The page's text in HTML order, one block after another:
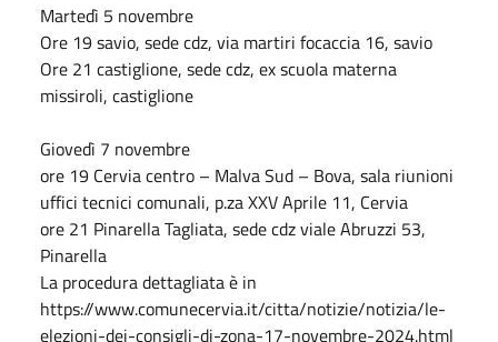
Martedì 5 novembre
Ore 19 savio, sede cdz, via martiri focaccia 16, savio
Ore 21 castiglione, sede cdz, ex scuola materna
missiroli, castiglione
Giovedì 7 novembre
ore 19 Cervia centro – Malva Sud – Bova, sala riunioni
uffici tecnici comunali, p.za XXV Aprile 11, Cervia
ore 21 Pinarella Tagliata, sede cdz viale Abruzzi 53,
Pinarella
La procedura dettagliata è in
https://www.comunecervia.it/citta/notizie/notizia/le-
elezioni-dei-consigli-di-zona-17-novembre-2024.html